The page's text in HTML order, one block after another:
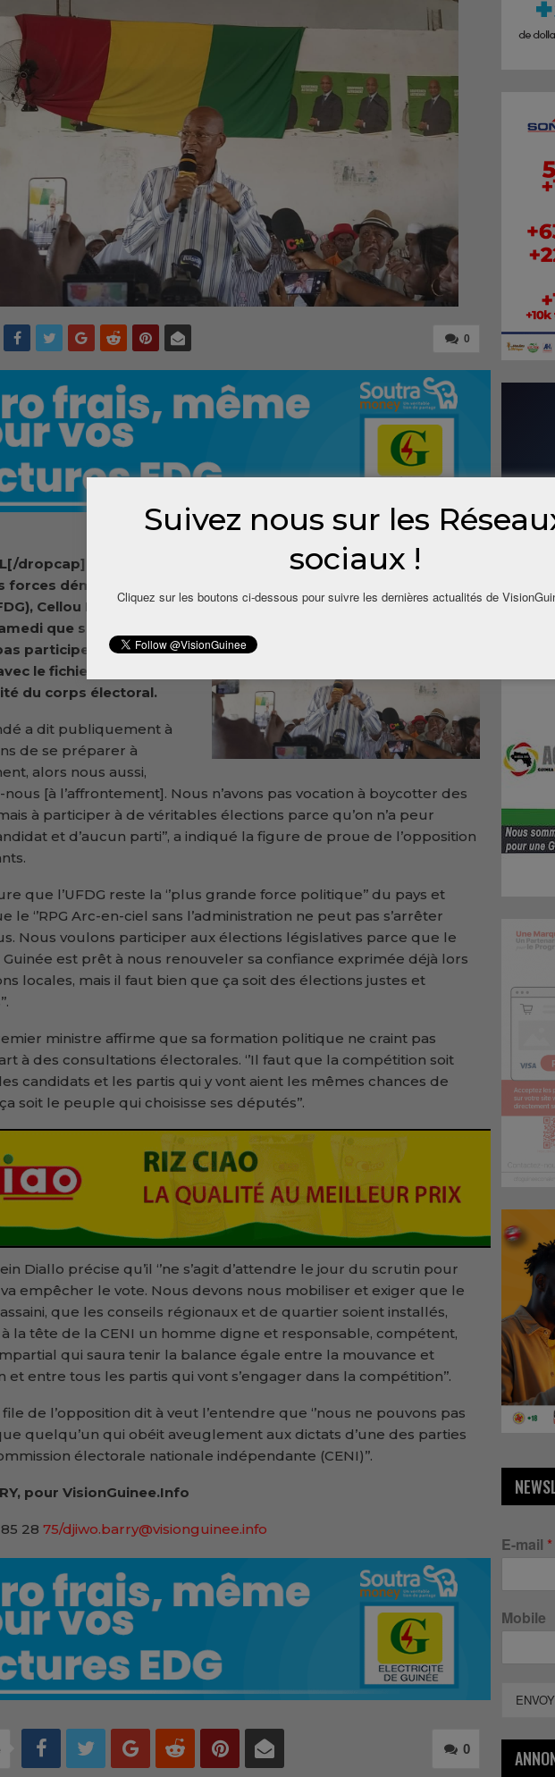
0
dropcap]e président de
forces démocratiques de
Cellou Dalein Diallo a
que son parti
participer à des
le fichier qui ne reflète
du corps électoral.
a dit publiquement à
de se préparer à
alors nous aussi,
[à l’affrontement]. Nous n’avons pas vocation à boycotter des
à participer à de véritables élections parce qu’on n’a peur
et d’aucun parti’’, a indiqué la figure de proue de l’opposition
que l’UFDG reste la ‘’plus grande force politique’’ du pays et
le ‘’RPG Arc-en-ciel sans l’administration ne peut pas s’arrêter
Nous voulons participer aux élections législatives parce que le
est prêt à nous renouveler sa confiance exprimée déjà lors
locales, mais il faut bien que ça soit des élections justes et
ministre affirme que sa formation politique ne craint pas
à des consultations électorales. ‘’Il faut que la compétition soit
candidats et les partis qui y vont aient les mêmes chances de
soit le peuple qui choisisse ses députés’’.
Diallo précise qu’il ‘’ne s’agit d’attendre le jour du scrutin pour
va empêcher le vote. Nous devons nous mobiliser et exiger que le
que les conseils régionaux et de quartier soient installés,
à la tête de la CENI un homme digne et responsable, compétent,
qui saura tenir la balance égale entre la mouvance et
et entre tous les partis qui vont s’engager dans la compétition’’.
de l’opposition dit à veut l’entendre que ‘’nous ne pouvons pas
quelqu’un qui obéit aveuglement aux dictats d’une des parties
électorale nationale indépendante (CENI)’’.
pour VisionGuinee.Info
28 75/djiwo.barry@visionguinee.info
0
E-mail *
Mobile
Suivez nous sur les
sociaux !
Cliquez sur les boutons ci-dessous pour suivre les dernières actualités de